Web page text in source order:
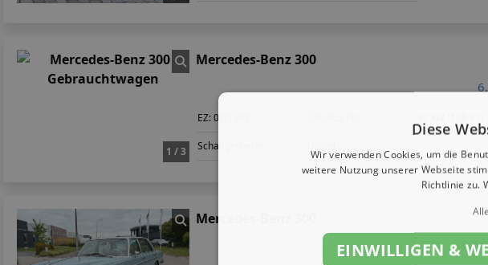
1 / 3
Mercedes-Benz 300
EZ:07/1987
Schaltgetriebe
Mercedes-Benz 300
Diese
Wir verwenden Cookies, um die
weitere Nutzung unserer Webseite
Richtlinie zu.
EINWILLIGEN &